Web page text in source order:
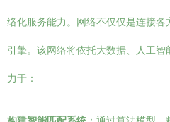
络化服务能力。网络不仅仅是连接
引擎。该网络将依托大数据、人工
力于：